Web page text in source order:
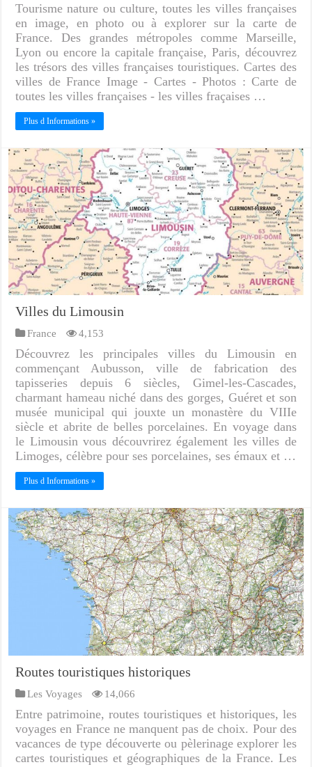
Tourisme nature ou culture, toutes les villes françaises
en image, en photo ou à explorer sur la carte de
France. Des grandes métropoles comme Marseille,
Lyon ou encore la capitale française, Paris, découvrez
les trésors des villes françaises touristiques. Cartes des
villes de France Image - Cartes - Photos : Carte de
toutes les villes françaises - les villes fraçaises …
Plus d Informations »
Villes du Limousin
France 4,153
Découvrez les principales villes du Limousin en
commençant Aubusson, ville de fabrication des
tapisseries depuis 6 siècles, Gimel-les-Cascades,
charmant hameau niché dans des gorges, Guéret et son
musée municipal qui jouxte un monastère du VIIIe
siècle et abrite de belles porcelaines. En voyage dans
le Limousin vous découvrirez également les villes de
Limoges, célèbre pour ses porcelaines, ses émaux et …
Plus d Informations »
Routes touristiques historiques
Les Voyages 14,066
Entre patrimoine, routes touristiques et historiques, les
voyages en France ne manquent pas de choix. Pour des
vacances de type découverte ou pèlerinage explorer les
cartes touristiques et géographiques de la France. Les